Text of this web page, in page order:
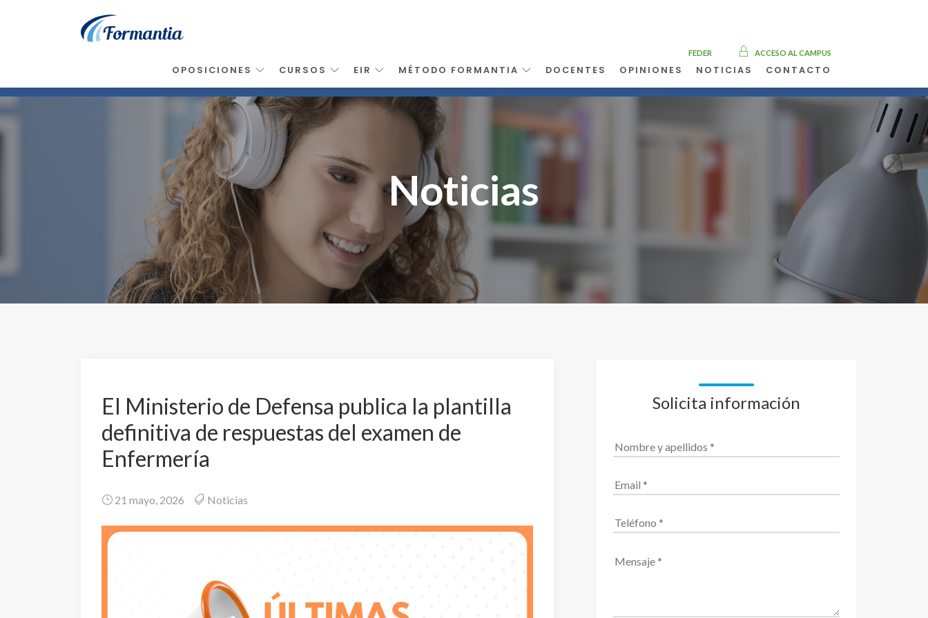
Noticias
El Ministerio de Defensa publica la plantilla
definitiva de respuestas del examen de
Enfermería
21 mayo, 2026 Noticias
Solicita información
FEDER ACCESO AL CAMPUS
OPOSICIONES CURSOS EIR MÉTODO FORMANTIA DOCENTES OPINIONES NOTICIAS CONTACTO